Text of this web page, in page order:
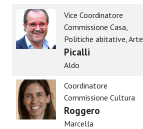
Vice Coordinatore
Commissione Casa,
Politiche abitative, Arte
Picalli
Aldo
Coordinatore
Commissione Cultura
Roggero
Marcella